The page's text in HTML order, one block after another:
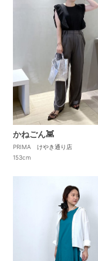
かねごん👾
PRIMA けやき通り店
153cm